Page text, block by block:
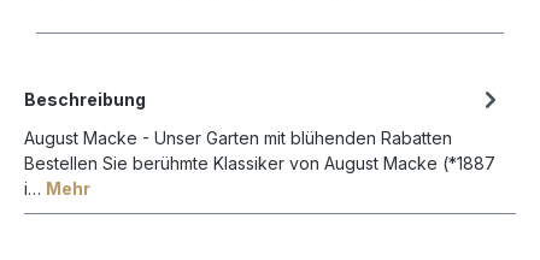
Beschreibung
August Macke - Unser Garten mit blühenden Rabatten
Bestellen Sie berühmte Klassiker von August Macke (*1887
i… Mehr